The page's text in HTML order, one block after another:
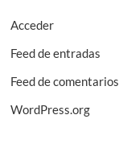
Acceder
Feed de entradas
Feed de comentarios
WordPress.org